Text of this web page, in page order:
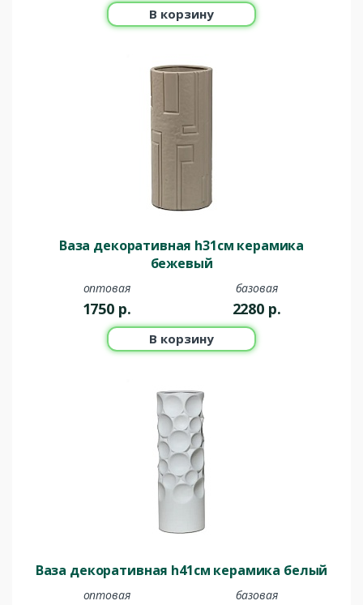
В корзину
Ваза декоративная h31см керамика
бежевый
оптовая
1750 р.
базовая
2280 р.
В корзину
Ваза декоративная h41см керамика белый
оптовая базовая